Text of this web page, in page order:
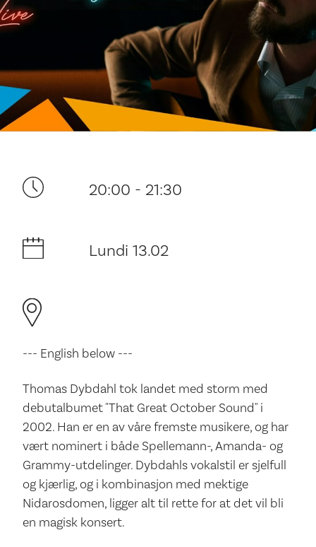
Ditt besøk
Musikk
Historie og arkitektur
20:00 - 21:30
Lundi 13.02
--- English below ---
Thomas Dybdahl tok landet med storm med
debutalbumet "That Great October Sound" i
2002. Han er en av våre fremste musikere, og har
vært nominert i både Spellemann-, Amanda- og
Grammy-utdelinger. Dybdahls vokalstil er sjelfull
og kjærlig, og i kombinasjon med mektige
Nidarosdomen, ligger alt til rette for at det vil bli
en magisk konsert.